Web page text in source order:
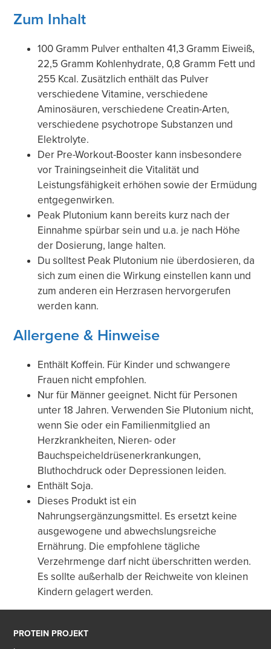
Zum Inhalt
100 Gramm Pulver enthalten 41,3 Gramm Eiweiß,
22,5 Gramm Kohlenhydrate, 0,8 Gramm Fett und
255 Kcal. Zusätzlich enthält das Pulver
verschiedene Vitamine, verschiedene
Aminosäuren, verschiedene Creatin-Arten,
verschiedene psychotrope Substanzen und
Elektrolyte.
Der Pre-Workout-Booster kann insbesondere
vor Trainingseinheit die Vitalität und
Leistungsfähigkeit erhöhen sowie der Ermüdung
entgegenwirken.
Peak Plutonium kann bereits kurz nach der
Einnahme spürbar sein und u.a. je nach Höhe
der Dosierung, lange halten.
Du solltest Peak Plutonium nie überdosieren, da
sich zum einen die Wirkung einstellen kann und
zum anderen ein Herzrasen hervorgerufen
werden kann.
Allergene & Hinweise
Enthält Koffein. Für Kinder und schwangere
Frauen nicht empfohlen.
Nur für Männer geeignet. Nicht für Personen
unter 18 Jahren. Verwenden Sie Plutonium nicht,
wenn Sie oder ein Familienmitglied an
Herzkrankheiten, Nieren- oder
Bauchspeicheldrüsenerkrankungen,
Bluthochdruck oder Depressionen leiden.
Enthält Soja.
Dieses Produkt ist ein
Nahrungsergänzungsmittel. Es ersetzt keine
ausgewogene und abwechslungsreiche
Ernährung. Die empfohlene tägliche
Verzehrmenge darf nicht überschritten werden.
Es sollte außerhalb der Reichweite von kleinen
Kindern gelagert werden.
PROTEIN PROJEKT